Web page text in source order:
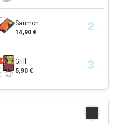
Saumon
14,90 €
Grill
5,90 €